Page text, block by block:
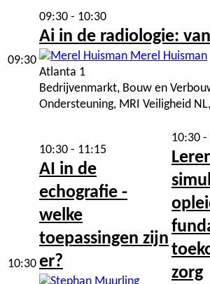
09:30
09:30 - 10:30
Ai in de radiologie:
Merel Huisman
Atlanta 1
Bedrijvenmarkt, Bouw en
Ondersteuning, MRI Veiligheid
10:30
10:30 - 11:15
AI in de
echografie -
welke
toepassingen zijn
er?
10:30 -
zorg